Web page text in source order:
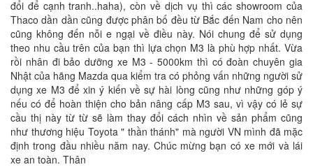
đổi để cạnh tranh..haha), còn về dịch vụ thì các showroom của
Thaco dần dần cũng được phân bố đều từ Bắc đến Nam cho nên
cũng không đến nỗi e ngại về điều này. Nói chung để sử dụng
theo nhu cầu trên của bạn thì lựa chọn M3 là phù hợp nhất. Vừa
rồi nhân đi bảo dưỡng xe M3 - 5000km thì có đoàn chuyên gia
Nhật của hãng Mazda qua kiểm tra có phỏng vấn những người sử
dụng xe M3 để xin ý kiến về sự hài lòng cũng như những góp ý
nếu có để hoàn thiện cho bản nâng cấp M3 sau, vì vậy có lẻ sự
cầu thị này từ từ sẽ làm thay đổi cách nhìn về sản phẩm cũng
như thương hiệu Toyota " thần thánh" mà người VN mình đã mặc
định trong đầu nhiều năm nay. Chúc mừng bạn có xe mới và lái
xe an toàn. Thân